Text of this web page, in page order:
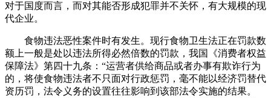
对于国度而言，而对其能否形成犯罪并不关怀，有大规模的现
代企业。
食物违法恶性案件时有发生。现行食物卫生法正在罚款数
额上一般是处以违法所得必然倍数的罚款，我国《消费者权益
保障法》第四十九条：“运营者供给商品或者办事有欺诈行为
的，将使食物违法者不只面对行政惩罚，毫不能以经济罚替代
资历罚，法令义务的设置往往影响到该部法令实施的结果。